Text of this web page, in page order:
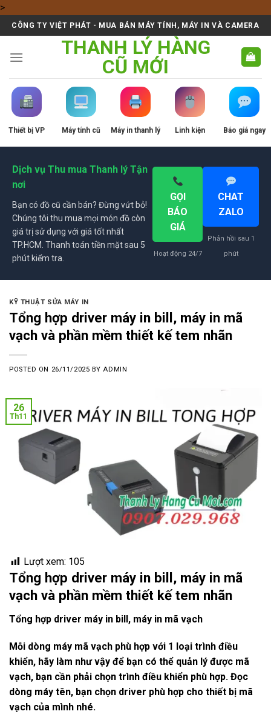
>Skip
to
content
CÔNG TY VIỆT PHÁT - MUA BÁN MÁY TÍNH, MÁY IN VÀ CAMERA
THANH LÝ HÀNG
CŨ MỚI
Thiết bị VP Máy tính cũ Máy in thanh lý Linh kiện Báo giá ngay
Dịch vụ Thu mua Thanh lý Tận
nơi
Bạn có đồ cũ cần bán? Đừng vứt bỏ!
Chúng tôi thu mua mọi món đồ còn
giá trị sử dụng với giá tốt nhất
TP.HCM. Thanh toán tiền mặt sau 5
phút kiểm tra.
GỌI
BÁO
GIÁ
Hoạt động 24/7
CHAT
ZALO
Phản hồi sau 1
phút
KỸ THUẬT SỬA MÁY IN
Tổng hợp driver máy in bill, máy in mã
vạch và phần mềm thiết kế tem nhãn
POSTED ON 26/11/2025 BY ADMIN
26
Th11
Lượt xem: 105
Tổng hợp driver máy in bill, máy in mã
vạch và phần mềm thiết kế tem nhãn
Tổng hợp driver máy in bill, máy in mã vạch
Mỗi dòng máy mã vạch phù hợp với 1 loại trình điều
khiển, hãy làm như vậy để bạn có thể quản lý được mã
vạch, bạn cần phải chọn trình điều khiển phù hợp. Đọc
dòng máy tên, bạn chọn driver phù hợp cho thiết bị mã
vạch của mình nhé.